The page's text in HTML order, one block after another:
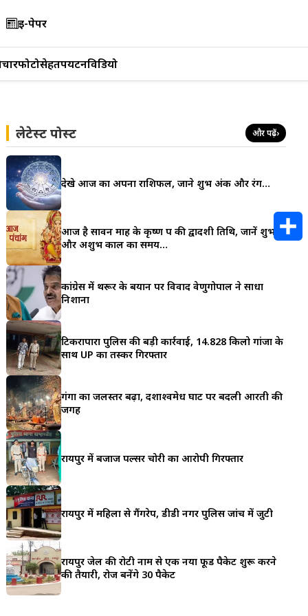
ई-पेपर
फोटोसेहतपर्यटनविडियो
लेटेस्ट पोस्ट और पढ़ें›
देखे आज का अपना राशिफल, जाने शुभ अंक और रंग…
आज है सावन माह के कृष्ण पक्ष की द्वादशी तिथि, जानें शुभ
और अशुभ काल का समय…
कांग्रेस में थरूर के बयान पर विवाद वेणुगोपाल ने साधा
निशाना
टिकरापारा पुलिस की बड़ी कार्रवाई, 14.828 किलो गांजा के
साथ UP का तस्कर गिरफ्तार
गंगा का जलस्तर बढ़ा, दशाश्वमेध घाट पर बदली आरती की
जगह
रायपुर में बजाज पल्सर चोरी का आरोपी गिरफ्तार
रायपुर में महिला से गैंगरेप, डीडी नगर पुलिस जांच में जुटी
रायपुर जेल की रोटी नाम से एक नया फूड पैकेट शुरू करने
की तैयारी, रोज बनेंगे 30 पैकेट
r